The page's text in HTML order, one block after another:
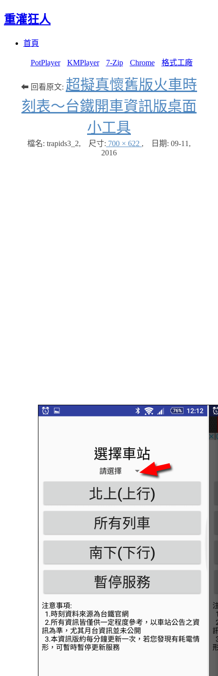
重灌狂人
首頁
PotPlayer KMPlayer 7-Zip Chrome 格式工廠
⬅ 回看原文: 超擬真懷舊版火車時
刻表～台鐵開車資訊版桌面
小工具
檔名: trapids3_2, 尺寸: 700 × 622 , 日期: 09-11,
2016